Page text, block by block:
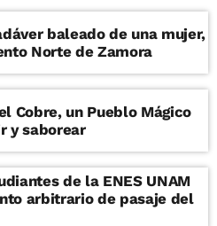
baleado de una mujer,
Norte de Zamora
Cobre, un Pueblo Mágico
y saborear
de la ENES UNAM